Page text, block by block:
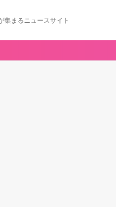
集まるニュースサイト